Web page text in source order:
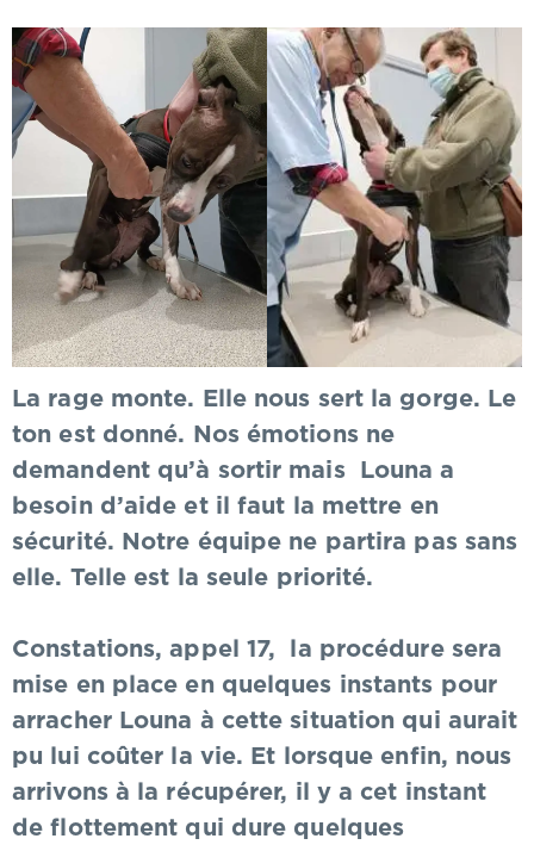
La rage monte. Elle nous sert la gorge. Le
ton est donné. Nos émotions ne
demandent qu’à sortir mais Louna a
besoin d’aide et il faut la mettre en
sécurité. Notre équipe ne partira pas sans
elle. Telle est la seule priorité.
Constations, appel 17, la procédure sera
mise en place en quelques instants pour
arracher Louna à cette situation qui aurait
pu lui coûter la vie. Et lorsque enfin, nous
arrivons à la récupérer, il y a cet instant
de flottement qui dure quelques